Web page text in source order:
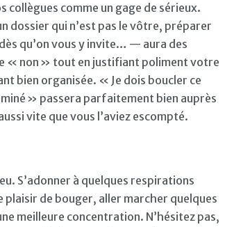
comme un gage de sérieux.
qui n’est pas le vôtre, préparer
qu’on vous y invite… — aura des
« non » tout en justifiant poliment votre
bien organisée. « Je dois boucler ce
» passera parfaitement bien auprès
vite que vous l’aviez escompté.
S’adonner à quelques respirations
de bouger, aller marcher quelques
meilleure concentration. N’hésitez pas,